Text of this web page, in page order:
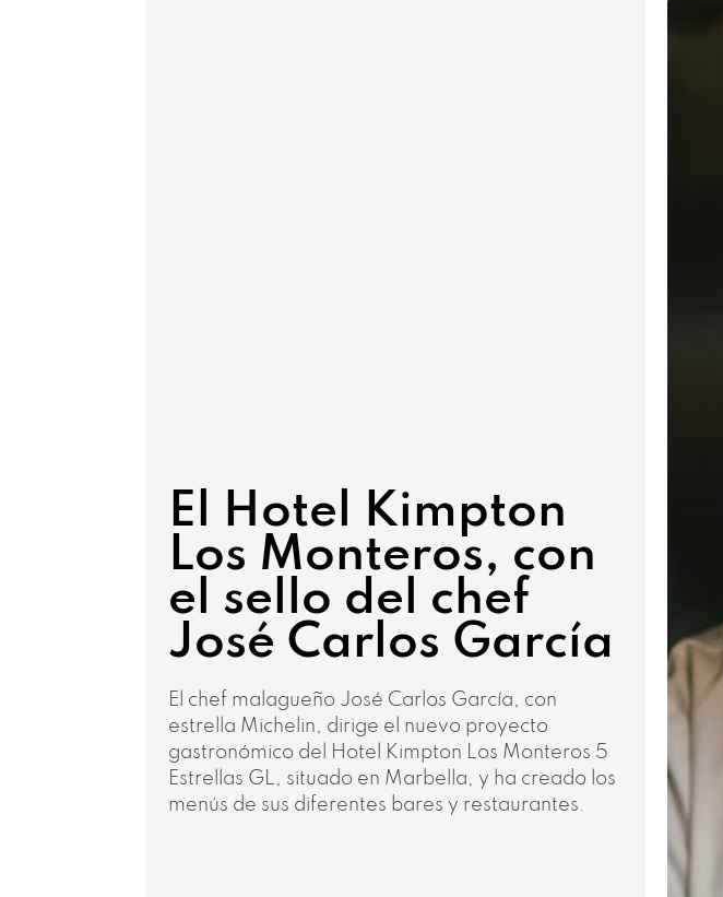
El Hotel Kimpton
Los Monteros, con
el sello del chef
José Carlos García
El chef malagueño José Carlos García, con
estrella Michelin, dirige el nuevo proyecto
gastronómico del Hotel Kimpton Los Monteros 5
Estrellas GL, situado en Marbella, y ha creado los
menús de sus diferentes bares y restaurantes.